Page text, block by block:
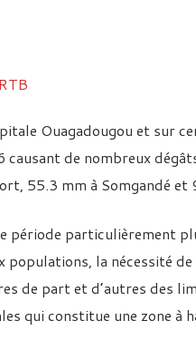
Ouagadougou et sur
de nombreux
55.3 mm à Somgandé et
période particulièrement
la nécessité
de part et d’autres des
qui constitue une zone à